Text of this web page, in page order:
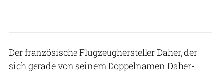
Der französische Flugzeughersteller Daher, der
sich gerade von seinem Doppelnamen Daher-